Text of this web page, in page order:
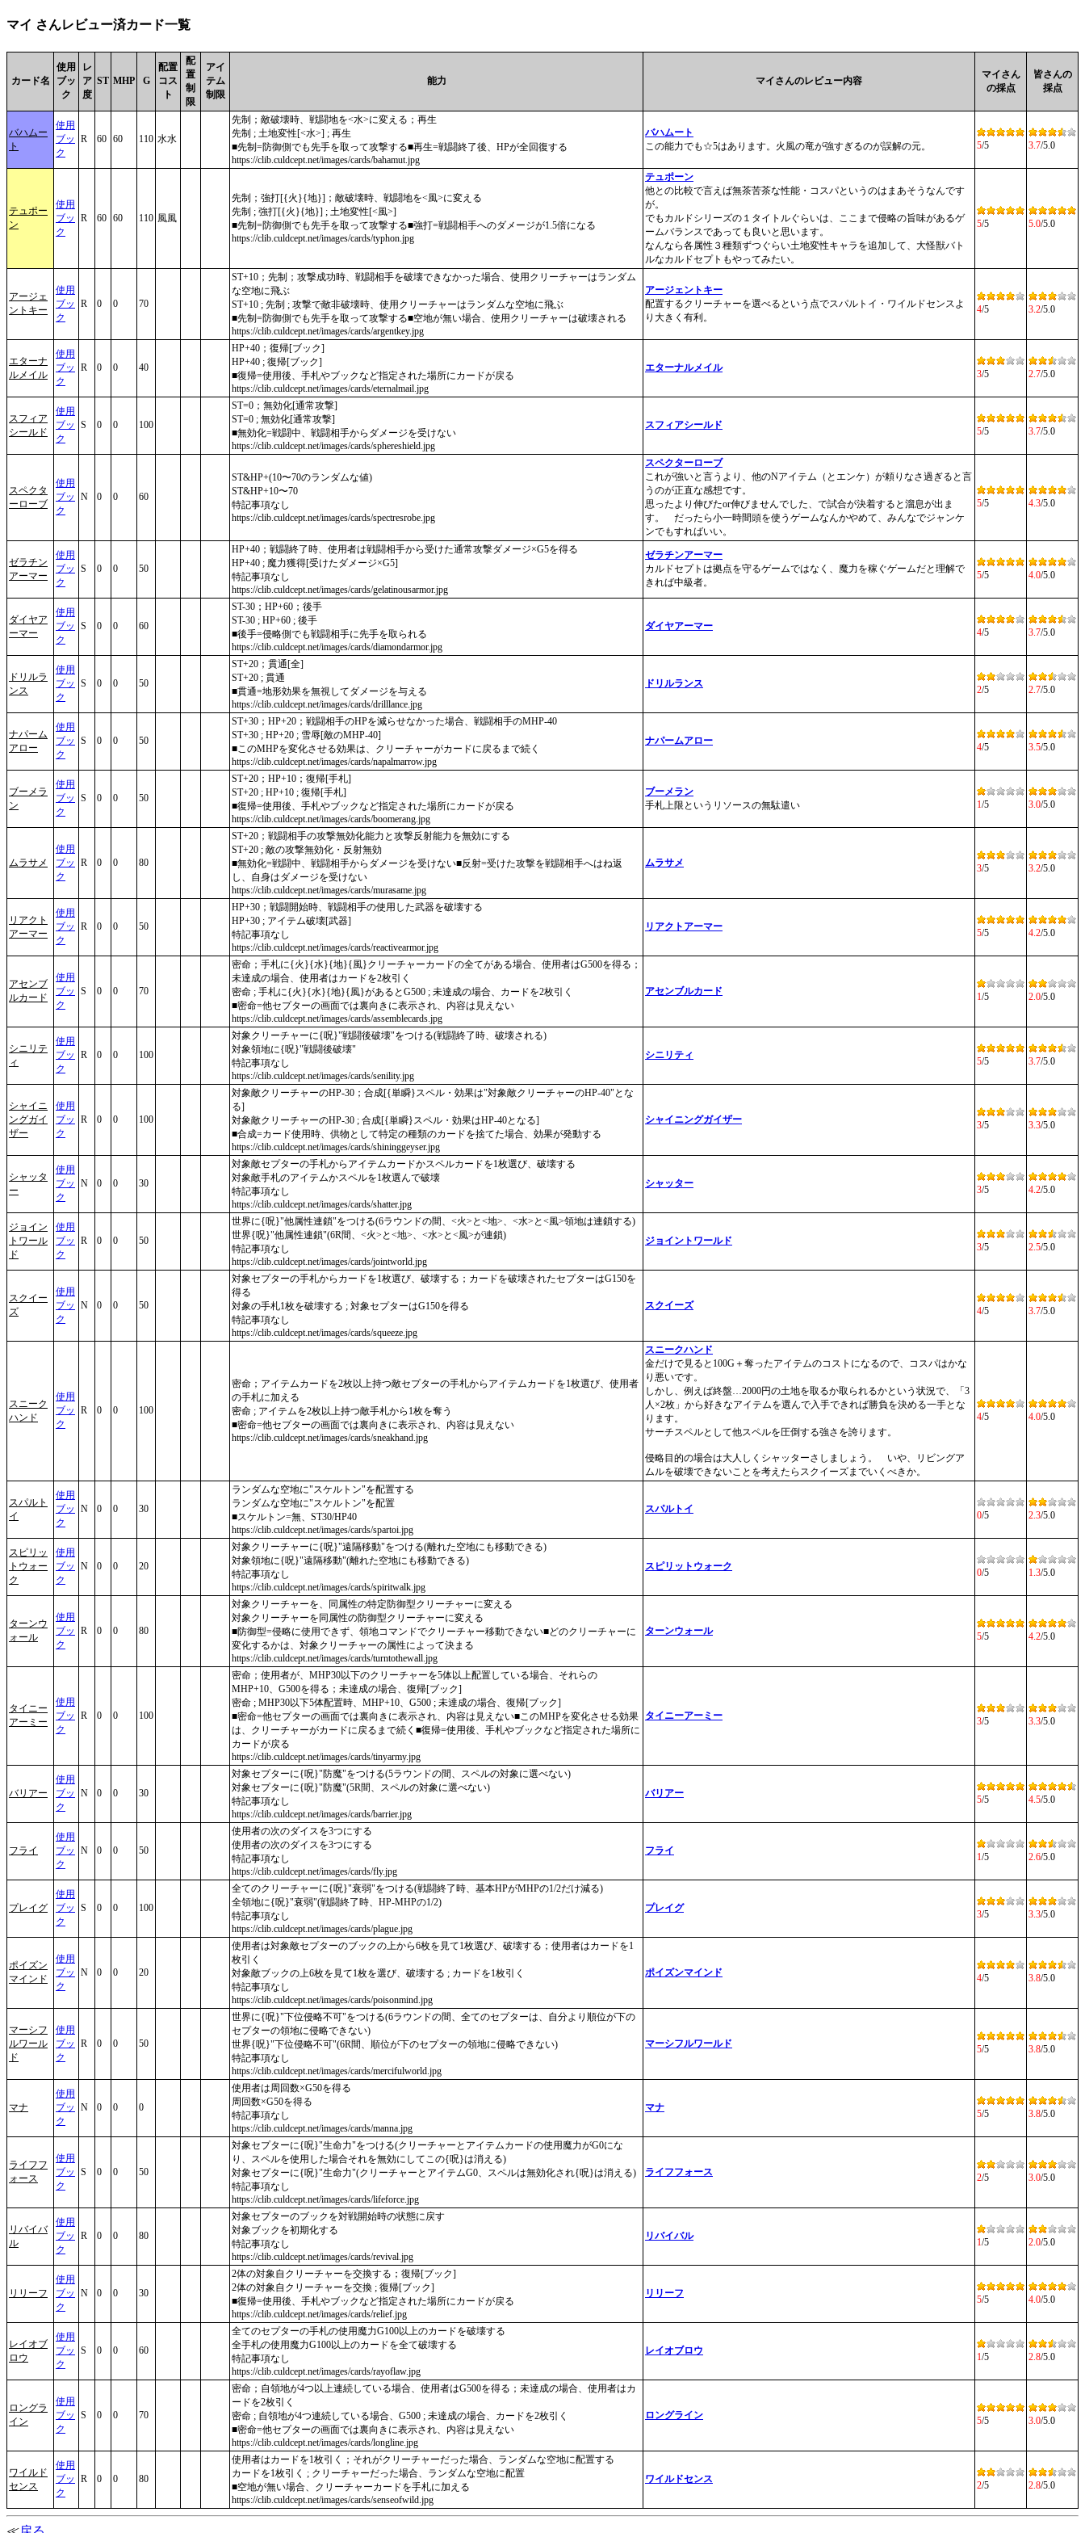
マイ さんレビュー済カード一覧
カード名
使用
ブッ
ク
レ
ア
度
ST MHP G
配置
コス
ト
配
置
制
限
アイ
テム
制限
能力 マイさんのレビュー内容
マイさん
の採点
皆さんの
採点
バハムー
ト
使用
ブッ
ク
R 60 60 110 水水
先制；敵破壊時、戦闘地を<水>に変える；再生
先制 ; 土地変性[<水>] ; 再生
■先制=防御側でも先手を取って攻撃する■再生=戦闘終了後、HPが全回復する
https://clib.culdcept.net/images/cards/bahamut.jpg
バハムート
この能力でも☆5はあります。火風の竜が強すぎるのが誤解の元。
5/5 3.7/5.0
テュポー
ン
使用
ブッ
ク
R 60 60 110 風風
先制；強打[{火}{地}]；敵破壊時、戦闘地を<風>に変える
先制 ; 強打[{火}{地}] ; 土地変性[<風>]
■先制=防御側でも先手を取って攻撃する■強打=戦闘相手へのダメージが1.5倍になる
https://clib.culdcept.net/images/cards/typhon.jpg
テュポーン
他との比較で言えば無茶苦茶な性能・コスパというのはまあそうなんです
が。
でもカルドシリーズの１タイトルぐらいは、ここまで侵略の旨味があるゲ
ームバランスであっても良いと思います。
なんなら各属性３種類ずつぐらい土地変性キャラを追加して、大怪獣バト
ルなカルドセプトもやってみたい。
5/5 5.0/5.0
アージェ
ントキー
使用
ブッ
ク
R 0 0 70
ST+10；先制；攻撃成功時、戦闘相手を破壊できなかった場合、使用クリーチャーはランダム
な空地に飛ぶ
ST+10 ; 先制 ; 攻撃で敵非破壊時、使用クリーチャーはランダムな空地に飛ぶ
■先制=防御側でも先手を取って攻撃する■空地が無い場合、使用クリーチャーは破壊される
https://clib.culdcept.net/images/cards/argentkey.jpg
アージェントキー
配置するクリーチャーを選べるという点でスパルトイ・ワイルドセンスよ
り大きく有利。
4/5 3.2/5.0
エターナ
ルメイル
使用
ブッ
ク
R 0 0 40
HP+40；復帰[ブック]
HP+40 ; 復帰[ブック]
■復帰=使用後、手札やブックなど指定された場所にカードが戻る
https://clib.culdcept.net/images/cards/eternalmail.jpg
エターナルメイル
3/5 2.7/5.0
スフィア
シールド
使用
ブッ
ク
S 0 0 100
ST=0；無効化[通常攻撃]
ST=0 ; 無効化[通常攻撃]
■無効化=戦闘中、戦闘相手からダメージを受けない
https://clib.culdcept.net/images/cards/sphereshield.jpg
スフィアシールド
5/5 3.7/5.0
スペクタ
ーローブ
使用
ブッ
ク
N 0 0 60
ST&HP+(10〜70のランダムな値)
ST&HP+10〜70
特記事項なし
https://clib.culdcept.net/images/cards/spectresrobe.jpg
スペクターローブ
これが強いと言うより、他のNアイテム（とエンケ）が頼りなさ過ぎると言
うのが正直な感想です。
思ったより伸びたor伸びませんでした、で試合が決着すると溜息が出ま
す。 だったら小一時間頭を使うゲームなんかやめて、みんなでジャンケ
ンでもすればいい。
5/5 4.3/5.0
ゼラチン
アーマー
使用
ブッ
ク
S 0 0 50
HP+40；戦闘終了時、使用者は戦闘相手から受けた通常攻撃ダメージ×G5を得る
HP+40 ; 魔力獲得[受けたダメージ×G5]
特記事項なし
https://clib.culdcept.net/images/cards/gelatinousarmor.jpg
ゼラチンアーマー
カルドセプトは拠点を守るゲームではなく、魔力を稼ぐゲームだと理解で
きれば中級者。
5/5 4.0/5.0
ダイヤア
ーマー
使用
ブッ
ク
S 0 0 60
ST-30；HP+60；後手
ST-30 ; HP+60 ; 後手
■後手=侵略側でも戦闘相手に先手を取られる
https://clib.culdcept.net/images/cards/diamondarmor.jpg
ダイヤアーマー
4/5 3.7/5.0
ドリルラ
ンス
使用
ブッ
ク
S 0 0 50
ST+20；貫通[全]
ST+20 ; 貫通
■貫通=地形効果を無視してダメージを与える
https://clib.culdcept.net/images/cards/drilllance.jpg
ドリルランス
2/5 2.7/5.0
ナパーム
アロー
使用
ブッ
ク
S 0 0 50
ST+30；HP+20；戦闘相手のHPを減らせなかった場合、戦闘相手のMHP-40
ST+30 ; HP+20 ; 雪辱[敵のMHP-40]
■このMHPを変化させる効果は、クリーチャーがカードに戻るまで続く
https://clib.culdcept.net/images/cards/napalmarrow.jpg
ナパームアロー
4/5 3.5/5.0
ブーメラ
ン
使用
ブッ
ク
S 0 0 50
ST+20；HP+10；復帰[手札]
ST+20 ; HP+10 ; 復帰[手札]
■復帰=使用後、手札やブックなど指定された場所にカードが戻る
https://clib.culdcept.net/images/cards/boomerang.jpg
ブーメラン
手札上限というリソースの無駄遣い
1/5 3.0/5.0
ムラサメ
使用
ブッ
ク
R 0 0 80
ST+20；戦闘相手の攻撃無効化能力と攻撃反射能力を無効にする
ST+20 ; 敵の攻撃無効化・反射無効
■無効化=戦闘中、戦闘相手からダメージを受けない■反射=受けた攻撃を戦闘相手へはね返
し、自身はダメージを受けない
https://clib.culdcept.net/images/cards/murasame.jpg
ムラサメ 3/5 3.2/5.0
リアクト
アーマー
使用
ブッ
ク
R 0 0 50
HP+30；戦闘開始時、戦闘相手の使用した武器を破壊する
HP+30 ; アイテム破壊[武器]
特記事項なし
https://clib.culdcept.net/images/cards/reactivearmor.jpg
リアクトアーマー
5/5 4.2/5.0
アセンブ
ルカード
使用
ブッ
ク
S 0 0 70
密命；手札に{火}{水}{地}{風}クリーチャーカードの全てがある場合、使用者はG500を得る；
未達成の場合、使用者はカードを2枚引く
密命 ; 手札に{火}{水}{地}{風}があるとG500 ; 未達成の場合、カードを2枚引く
■密命=他セプターの画面では裏向きに表示され、内容は見えない
https://clib.culdcept.net/images/cards/assemblecards.jpg
アセンブルカード 1/5 2.0/5.0
シニリテ
ィ
使用
ブッ
ク
R 0 0 100
対象クリーチャーに{呪}"戦闘後破壊"をつける(戦闘終了時、破壊される)
対象領地に{呪}"戦闘後破壊"
特記事項なし
https://clib.culdcept.net/images/cards/senility.jpg
シニリティ
5/5 3.7/5.0
シャイニ
ングガイ
ザー
使用
ブッ
ク
R 0 0 100
対象敵クリーチャーのHP-30；合成[{単瞬}スペル・効果は"対象敵クリーチャーのHP-40"とな
る]
対象敵クリーチャーのHP-30 ; 合成[{単瞬}スペル・効果はHP-40となる]
■合成=カード使用時、供物として特定の種類のカードを捨てた場合、効果が発動する
https://clib.culdcept.net/images/cards/shininggeyser.jpg
シャイニングガイザー 3/5 3.3/5.0
シャッタ
ー
使用
ブッ
ク
N 0 0 30
対象敵セプターの手札からアイテムカードかスペルカードを1枚選び、破壊する
対象敵手札のアイテムかスペルを1枚選んで破壊
特記事項なし
https://clib.culdcept.net/images/cards/shatter.jpg
シャッター
3/5 4.2/5.0
ジョイン
トワール
ド
使用
ブッ
ク
R 0 0 50
世界に{呪}"他属性連鎖"をつける(6ラウンドの間、<火>と<地>、<水>と<風>領地は連鎖する)
世界{呪}"他属性連鎖"(6R間、<火>と<地>、<水>と<風>が連鎖)
特記事項なし
https://clib.culdcept.net/images/cards/jointworld.jpg
ジョイントワールド
3/5 2.5/5.0
スクイー
ズ
使用
ブッ
ク
N 0 0 50
対象セプターの手札からカードを1枚選び、破壊する；カードを破壊されたセプターはG150を
得る
対象の手札1枚を破壊する ; 対象セプターはG150を得る
特記事項なし
https://clib.culdcept.net/images/cards/squeeze.jpg
スクイーズ 4/5 3.7/5.0
スニーク
ハンド
使用
ブッ
ク
R 0 0 100
密命；アイテムカードを2枚以上持つ敵セプターの手札からアイテムカードを1枚選び、使用者
の手札に加える
密命 ; アイテムを2枚以上持つ敵手札から1枚を奪う
■密命=他セプターの画面では裏向きに表示され、内容は見えない
https://clib.culdcept.net/images/cards/sneakhand.jpg
スニークハンド
金だけで見ると100G＋奪ったアイテムのコストになるので、コスパはかな
り悪いです。
しかし、例えば終盤…2000円の土地を取るか取られるかという状況で、「3
人×2枚」から好きなアイテムを選んで入手できれば勝負を決める一手とな
ります。
サーチスペルとして他スペルを圧倒する強さを誇ります。
侵略目的の場合は大人しくシャッターさしましょう。 いや、リビングア
ムルを破壊できないことを考えたらスクイーズまでいくべきか。
4/5 4.0/5.0
スパルト
イ
使用
ブッ
ク
N 0 0 30
ランダムな空地に"スケルトン"を配置する
ランダムな空地に"スケルトン"を配置
■スケルトン=無、ST30/HP40
https://clib.culdcept.net/images/cards/spartoi.jpg
スパルトイ
0/5 2.3/5.0
スピリッ
トウォー
ク
使用
ブッ
ク
N 0 0 20
対象クリーチャーに{呪}"遠隔移動"をつける(離れた空地にも移動できる)
対象領地に{呪}"遠隔移動"(離れた空地にも移動できる)
特記事項なし
https://clib.culdcept.net/images/cards/spiritwalk.jpg
スピリットウォーク
0/5 1.3/5.0
ターンウ
ォール
使用
ブッ
ク
R 0 0 80
対象クリーチャーを、同属性の特定防御型クリーチャーに変える
対象クリーチャーを同属性の防御型クリーチャーに変える
■防御型=侵略に使用できず、領地コマンドでクリーチャー移動できない■どのクリーチャーに
変化するかは、対象クリーチャーの属性によって決まる
https://clib.culdcept.net/images/cards/turntothewall.jpg
ターンウォール 5/5 4.2/5.0
タイニー
アーミー
使用
ブッ
ク
R 0 0 100
密命；使用者が、MHP30以下のクリーチャーを5体以上配置している場合、それらの
MHP+10、G500を得る；未達成の場合、復帰[ブック]
密命 ; MHP30以下5体配置時、MHP+10、G500 ; 未達成の場合、復帰[ブック]
■密命=他セプターの画面では裏向きに表示され、内容は見えない■このMHPを変化させる効果
は、クリーチャーがカードに戻るまで続く■復帰=使用後、手札やブックなど指定された場所に
カードが戻る
https://clib.culdcept.net/images/cards/tinyarmy.jpg
タイニーアーミー 3/5 3.3/5.0
バリアー
使用
ブッ
ク
N 0 0 30
対象セプターに{呪}"防魔"をつける(5ラウンドの間、スペルの対象に選べない)
対象セプターに{呪}"防魔"(5R間、スペルの対象に選べない)
特記事項なし
https://clib.culdcept.net/images/cards/barrier.jpg
バリアー
5/5 4.5/5.0
フライ
使用
ブッ
ク
N 0 0 50
使用者の次のダイスを3つにする
使用者の次のダイスを3つにする
特記事項なし
https://clib.culdcept.net/images/cards/fly.jpg
フライ
1/5 2.6/5.0
プレイグ
使用
ブッ
ク
S 0 0 100
全てのクリーチャーに{呪}"衰弱"をつける(戦闘終了時、基本HPがMHPの1/2だけ減る)
全領地に{呪}"衰弱"(戦闘終了時、HP-MHPの1/2)
特記事項なし
https://clib.culdcept.net/images/cards/plague.jpg
プレイグ
3/5 3.3/5.0
ポイズン
マインド
使用
ブッ
ク
N 0 0 20
使用者は対象敵セプターのブックの上から6枚を見て1枚選び、破壊する；使用者はカードを1
枚引く
対象敵ブックの上6枚を見て1枚を選び、破壊する ; カードを1枚引く
特記事項なし
https://clib.culdcept.net/images/cards/poisonmind.jpg
ポイズンマインド 4/5 3.8/5.0
マーシフ
ルワール
ド
使用
ブッ
ク
R 0 0 50
世界に{呪}"下位侵略不可"をつける(6ラウンドの間、全てのセプターは、自分より順位が下の
セプターの領地に侵略できない)
世界{呪}"下位侵略不可"(6R間、順位が下のセプターの領地に侵略できない)
特記事項なし
https://clib.culdcept.net/images/cards/mercifulworld.jpg
マーシフルワールド 5/5 3.8/5.0
マナ
使用
ブッ
ク
N 0 0 0
使用者は周回数×G50を得る
周回数×G50を得る
特記事項なし
https://clib.culdcept.net/images/cards/manna.jpg
マナ
5/5 3.8/5.0
ライフフ
ォース
使用
ブッ
ク
S 0 0 50
対象セプターに{呪}"生命力"をつける(クリーチャーとアイテムカードの使用魔力がG0にな
り、スペルを使用した場合それを無効にしてこの{呪}は消える)
対象セプターに{呪}"生命力"(クリーチャーとアイテムG0、スペルは無効化され{呪}は消える)
特記事項なし
https://clib.culdcept.net/images/cards/lifeforce.jpg
ライフフォース 2/5 3.0/5.0
リバイバ
ル
使用
ブッ
ク
R 0 0 80
対象セプターのブックを対戦開始時の状態に戻す
対象ブックを初期化する
特記事項なし
https://clib.culdcept.net/images/cards/revival.jpg
リバイバル
1/5 2.0/5.0
リリーフ
使用
ブッ
ク
N 0 0 30
2体の対象自クリーチャーを交換する；復帰[ブック]
2体の対象自クリーチャーを交換 ; 復帰[ブック]
■復帰=使用後、手札やブックなど指定された場所にカードが戻る
https://clib.culdcept.net/images/cards/relief.jpg
リリーフ
5/5 4.0/5.0
レイオブ
ロウ
使用
ブッ
ク
S 0 0 60
全てのセプターの手札の使用魔力G100以上のカードを破壊する
全手札の使用魔力G100以上のカードを全て破壊する
特記事項なし
https://clib.culdcept.net/images/cards/rayoflaw.jpg
レイオブロウ
1/5 2.8/5.0
ロングラ
イン
使用
ブッ
ク
S 0 0 70
密命；自領地が4つ以上連続している場合、使用者はG500を得る；未達成の場合、使用者はカ
ードを2枚引く
密命 ; 自領地が4つ連続している場合、G500 ; 未達成の場合、カードを2枚引く
■密命=他セプターの画面では裏向きに表示され、内容は見えない
https://clib.culdcept.net/images/cards/longline.jpg
ロングライン 5/5 3.0/5.0
ワイルド
センス
使用
ブッ
ク
R 0 0 80
使用者はカードを1枚引く；それがクリーチャーだった場合、ランダムな空地に配置する
カードを1枚引く ; クリーチャーだった場合、ランダムな空地に配置
■空地が無い場合、クリーチャーカードを手札に加える
https://clib.culdcept.net/images/cards/senseofwild.jpg
ワイルドセンス
2/5 2.8/5.0